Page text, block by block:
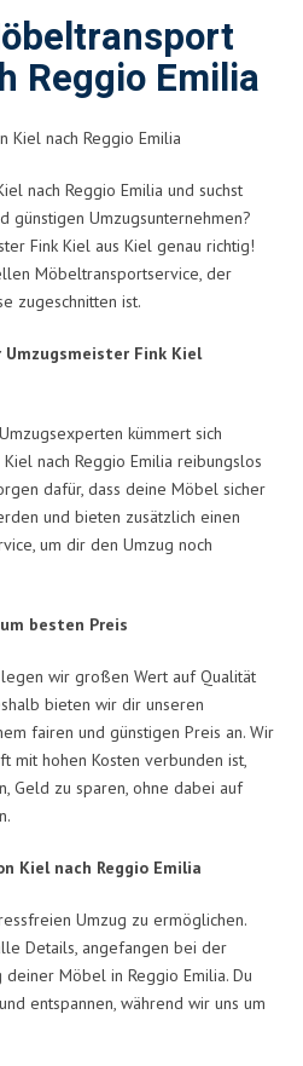
Reggio Emilia
Kiel nach Reggio Emilia
nach Reggio Emilia und suchst
günstigen Umzugsunternehmen?
Fink Kiel aus Kiel genau richtig!
Möbeltransportservice, der
zugeschnitten ist.
Fink Kiel
kümmert sich
nach Reggio Emilia reibungslos
dafür, dass deine Möbel sicher
und bieten zusätzlich einen
um dir den Umzug noch
besten Preis
wir großen Wert auf Qualität
bieten wir dir unseren
fairen und günstigen Preis an. Wir
mit hohen Kosten verbunden ist,
Geld zu sparen, ohne dabei auf
Kiel nach Reggio Emilia
Umzug zu ermöglichen.
Details, angefangen bei der
Möbel in Reggio Emilia. Du
entspannen, während wir uns um